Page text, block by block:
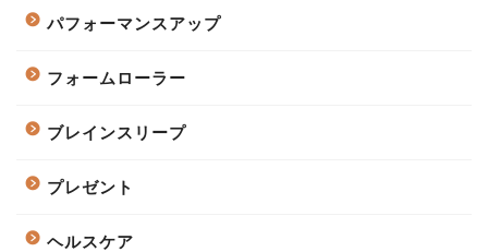
パフォーマンスアップ
フォームローラー
ブレインスリープ
プレゼント
ヘルスケア